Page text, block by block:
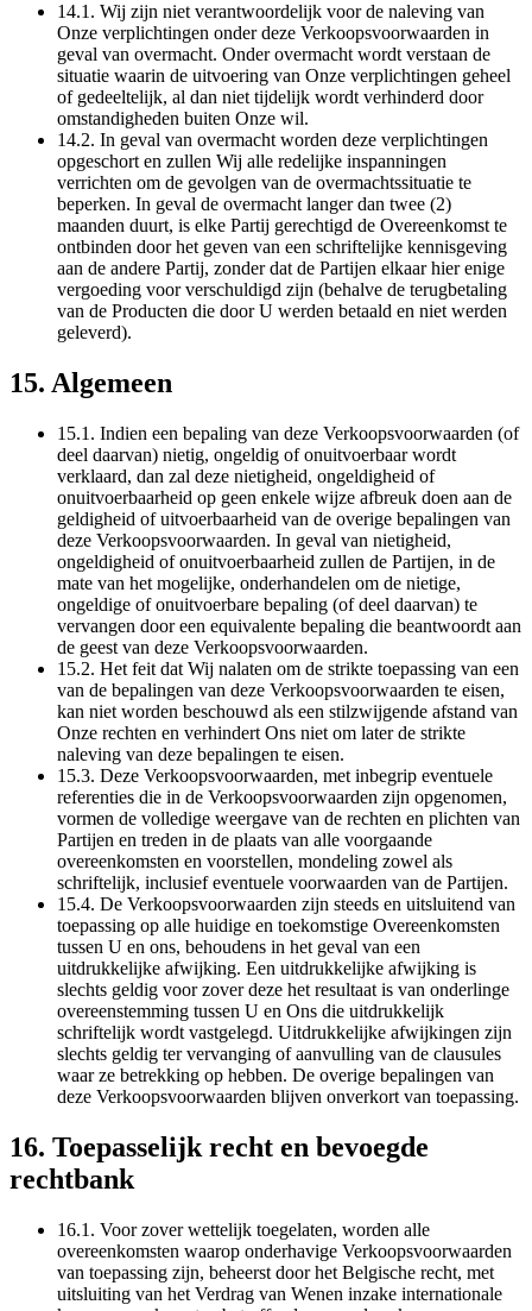
14.1. Wij zijn niet verantwoordelijk voor de naleving van
Onze verplichtingen onder deze Verkoopsvoorwaarden in
geval van overmacht. Onder overmacht wordt verstaan de
situatie waarin de uitvoering van Onze verplichtingen geheel
of gedeeltelijk, al dan niet tijdelijk wordt verhinderd door
omstandigheden buiten Onze wil.
14.2. In geval van overmacht worden deze verplichtingen
opgeschort en zullen Wij alle redelijke inspanningen
verrichten om de gevolgen van de overmachtssituatie te
beperken. In geval de overmacht langer dan twee (2)
maanden duurt, is elke Partij gerechtigd de Overeenkomst te
ontbinden door het geven van een schriftelijke kennisgeving
aan de andere Partij, zonder dat de Partijen elkaar hier enige
vergoeding voor verschuldigd zijn (behalve de terugbetaling
van de Producten die door U werden betaald en niet werden
geleverd).
15. Algemeen
15.1. Indien een bepaling van deze Verkoopsvoorwaarden (of
deel daarvan) nietig, ongeldig of onuitvoerbaar wordt
verklaard, dan zal deze nietigheid, ongeldigheid of
onuitvoerbaarheid op geen enkele wijze afbreuk doen aan de
geldigheid of uitvoerbaarheid van de overige bepalingen van
deze Verkoopsvoorwaarden. In geval van nietigheid,
ongeldigheid of onuitvoerbaarheid zullen de Partijen, in de
mate van het mogelijke, onderhandelen om de nietige,
ongeldige of onuitvoerbare bepaling (of deel daarvan) te
vervangen door een equivalente bepaling die beantwoordt aan
de geest van deze Verkoopsvoorwaarden.
15.2. Het feit dat Wij nalaten om de strikte toepassing van een
van de bepalingen van deze Verkoopsvoorwaarden te eisen,
kan niet worden beschouwd als een stilzwijgende afstand van
Onze rechten en verhindert Ons niet om later de strikte
naleving van deze bepalingen te eisen.
15.3. Deze Verkoopsvoorwaarden, met inbegrip eventuele
referenties die in de Verkoopsvoorwaarden zijn opgenomen,
vormen de volledige weergave van de rechten en plichten van
Partijen en treden in de plaats van alle voorgaande
overeenkomsten en voorstellen, mondeling zowel als
schriftelijk, inclusief eventuele voorwaarden van de Partijen.
15.4. De Verkoopsvoorwaarden zijn steeds en uitsluitend van
toepassing op alle huidige en toekomstige Overeenkomsten
tussen U en ons, behoudens in het geval van een
uitdrukkelijke afwijking. Een uitdrukkelijke afwijking is
slechts geldig voor zover deze het resultaat is van onderlinge
overeenstemming tussen U en Ons die uitdrukkelijk
schriftelijk wordt vastgelegd. Uitdrukkelijke afwijkingen zijn
slechts geldig ter vervanging of aanvulling van de clausules
waar ze betrekking op hebben. De overige bepalingen van
deze Verkoopsvoorwaarden blijven onverkort van toepassing.
16. Toepasselijk recht en bevoegde
rechtbank
16.1. Voor zover wettelijk toegelaten, worden alle
overeenkomsten waarop onderhavige Verkoopsvoorwaarden
van toepassing zijn, beheerst door het Belgische recht, met
uitsluiting van het Verdrag van Wenen inzake internationale